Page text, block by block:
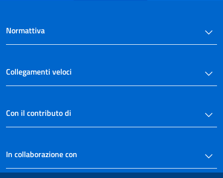
Normattiva
Collegamenti veloci
Con il contributo di
In collaborazione con